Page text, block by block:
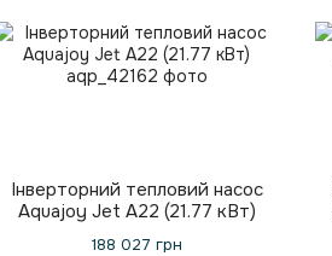
Інверторний тепловий насос
Aquajoy Jet A22 (21.77 кВт)
188 027 грн